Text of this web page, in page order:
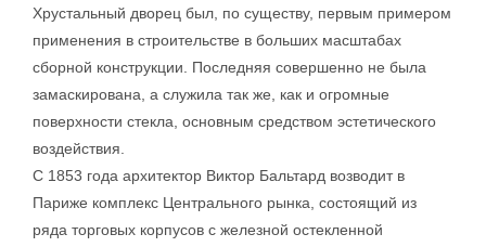
Хрустальный дворец был, по существу, первым примером
применения в строительстве в больших масштабах
сборной конструкции. Последняя совершенно не была
замаскирована, а служила так же, как и огромные
поверхности стекла, основным средством эстетического
воздействия.
С 1853 года архитектор Виктор Бальтард возводит в
Париже комплекс Центрального рынка, состоящий из
ряда торговых корпусов с железной остекленной